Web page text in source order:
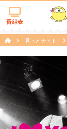
番組表
見っどナイト